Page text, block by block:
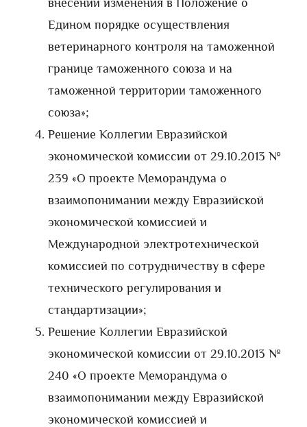
внесении изменения в Положение о
Едином порядке осуществления
ветеринарного контроля на таможенной
границе таможенного союза и на
таможенной территории таможенного
союза»;
Решение Коллегии Евразийской
экономической комиссии от 29.10.2013 №
239 «О проекте Меморандума о
взаимопонимании между Евразийской
экономической комиссией и
Международной электротехнической
комиссией по сотрудничеству в сфере
технического регулирования и
стандартизации»;
Решение Коллегии Евразийской
экономической комиссии от 29.10.2013 №
240 «О проекте Меморандума о
взаимопонимании между Евразийской
экономической комиссией и